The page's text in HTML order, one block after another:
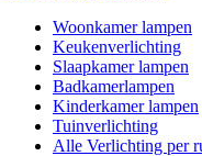
Woonkamer lampen
Keukenverlichting
Slaapkamer lampen
Badkamerlampen
Kinderkamer lampen
Tuinverlichting
Alle Verlichting per